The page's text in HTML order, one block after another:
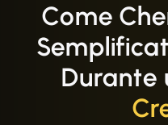
Come
Durante